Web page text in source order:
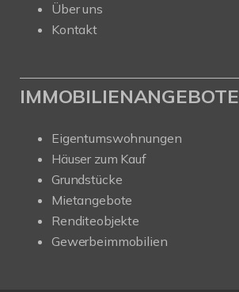
Über uns
Kontakt
IMMOBILIENANGEBOTE
Eigentumswohnungen
Häuser zum Kauf
Grundstücke
Mietangebote
Renditeobjekte
Gewerbeimmobilien